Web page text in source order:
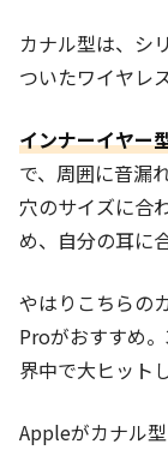
カナル型は、シ
ついたワイヤレ
インナーイヤー
で、周囲に音漏
穴のサイズに合
め、自分の耳に
やはりこちらの
Proがおすすめ
界中で大ヒット
Appleがカナル